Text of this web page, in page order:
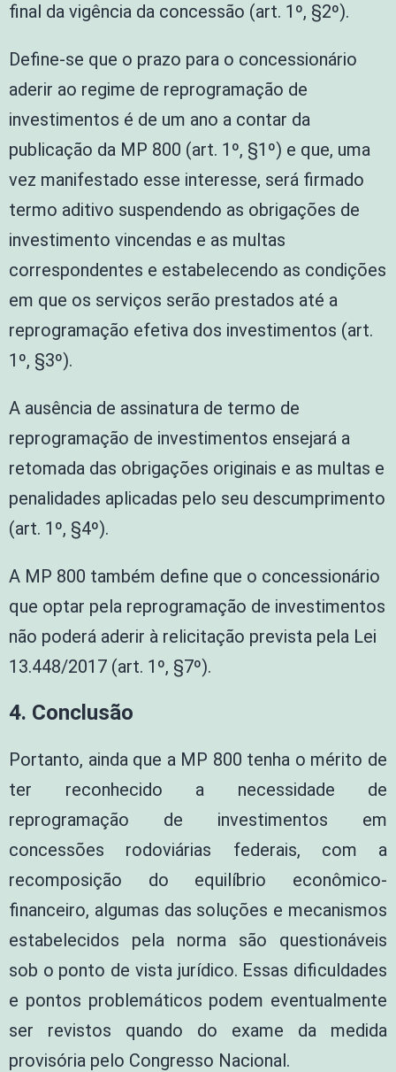
final da vigência da concessão (art. 1º, §2º).
Define-se que o prazo para o concessionário
aderir ao regime de reprogramação de
investimentos é de um ano a contar da
publicação da MP 800 (art. 1º, §1º) e que, uma
vez manifestado esse interesse, será firmado
termo aditivo suspendendo as obrigações de
investimento vincendas e as multas
correspondentes e estabelecendo as condições
em que os serviços serão prestados até a
reprogramação efetiva dos investimentos (art.
1º, §3º).
A ausência de assinatura de termo de
reprogramação de investimentos ensejará a
retomada das obrigações originais e as multas e
penalidades aplicadas pelo seu descumprimento
(art. 1º, §4º).
A MP 800 também define que o concessionário
que optar pela reprogramação de investimentos
não poderá aderir à relicitação prevista pela Lei
13.448/2017 (art. 1º, §7º).
4. Conclusão
Portanto, ainda que a MP 800 tenha o mérito de
ter reconhecido a necessidade de
reprogramação de investimentos em
concessões rodoviárias federais, com a
recomposição do equilíbrio econômico-
financeiro, algumas das soluções e mecanismos
estabelecidos pela norma são questionáveis
sob o ponto de vista jurídico. Essas dificuldades
e pontos problemáticos podem eventualmente
ser revistos quando do exame da medida
provisória pelo Congresso Nacional.